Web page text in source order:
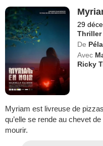
29
Thriller
De
Avec
Ricky
Myriam est livreuse de
qu’elle se rende au chevet
mourir.